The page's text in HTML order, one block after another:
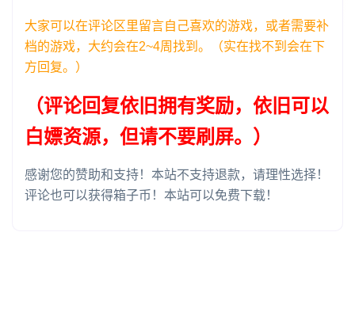
大家可以在评论区里留言自己喜欢的游戏，或者需要补
档的游戏，大约会在2~4周找到。（实在找不到会在下
方回复。）
（评论回复依旧拥有奖励，依旧可以
白嫖资源，但请不要刷屏。）
感谢您的赞助和支持！本站不支持退款，请理性选择！
评论也可以获得箱子币！本站可以免费下载！